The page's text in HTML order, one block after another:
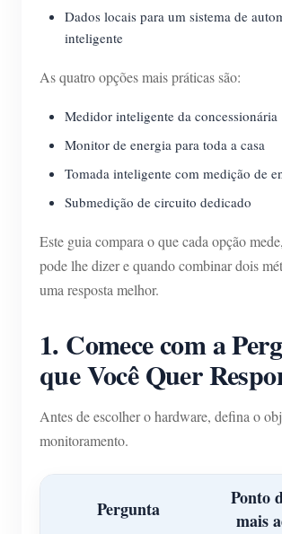
Dados locais para um sistema de
inteligente
As quatro opções mais práticas são:
Medidor inteligente da concessionária
Monitor de energia para toda a casa
Tomada inteligente com medição de
Submedição de circuito dedicado
Este guia compara o que cada opção
pode lhe dizer e quando combinar dois
uma resposta melhor.
1. Comece com a
que Você Quer
Antes de escolher o hardware, defina o
monitoramento.
Pergunta
Ponto
mais